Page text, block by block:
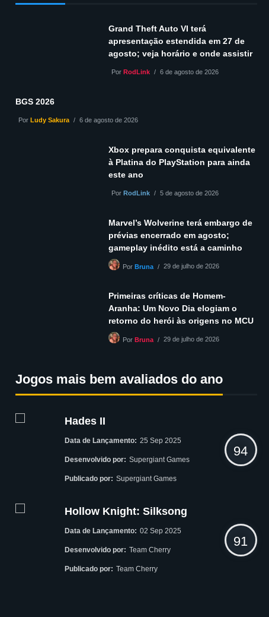
Grand Theft Auto VI terá
apresentação estendida em 27 de
agosto; veja horário e onde assistir
Por RodLink 6 de agosto de 2026
BGS 2026
PorLudy Sakura 6 de agosto de 2026
Xbox prepara conquista equivalente
à Platina do PlayStation para ainda
este ano
Por RodLink 5 de agosto de 2026
Marvel’s Wolverine terá embargo de
prévias encerrado em agosto;
gameplay inédito está a caminho
PorBruna 29 de julho de 2026
Primeiras críticas de Homem-
Aranha: Um Novo Dia elogiam o
retorno do herói às origens no MCU
PorBruna 29 de julho de 2026
Jogos mais bem avaliados do ano
Hades II
Data de Lançamento: 25 Sep 2025
Desenvolvido por: Supergiant Games
Publicado por: Supergiant Games
94
Hollow Knight: Silksong
Data de Lançamento: 02 Sep 2025
Desenvolvido por: Team Cherry
Publicado por: Team Cherry
91